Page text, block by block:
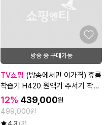
방송 중 구매가능
TV쇼핑
착즙기 H420 원액기 주서기 착즙
기
12% 439,000원
499,000원
4.3 (3)